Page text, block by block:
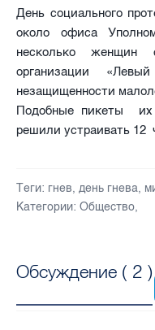
День социального
около офиса
несколько женщин
организации
незащищенности
Подобные пикеты их
решили устраивать 12
Теги: гнев, день гнева,
Категории: Общество,
Обсуждение ( 2 )